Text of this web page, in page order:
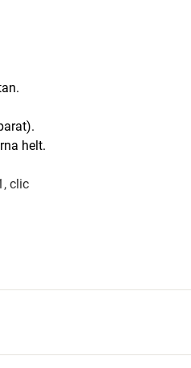
helt.
clic